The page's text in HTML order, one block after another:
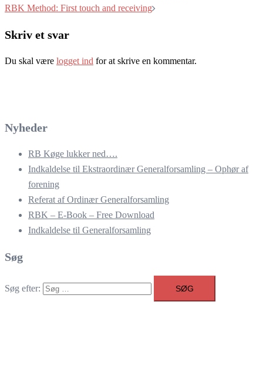
RBK Method: First touch and receiving
Skriv et svar
Du skal være logget ind for at skrive en kommentar.
Nyheder
RB Køge lukker ned….
Indkaldelse til Ekstraordinær Generalforsamling – Ophør af
forening
Referat af Ordinær Generalforsamling
RBK – E-Book – Free Download
Indkaldelse til Generalforsamling
Søg
Søg efter: